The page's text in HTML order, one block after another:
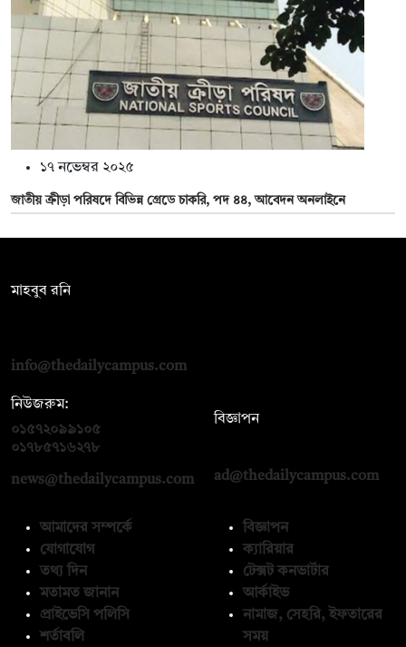
১৭ নভেম্বর ২০২৫
জাতীয় ক্রীড়া পরিষদে বিভিন্ন গ্রেডে চাকরি, পদ ৪৪, আবেদন অনলাইনে
মাহবুব রনি
info@thedailycampus.com
নিউজরুম:
০১৫৭২০৯৯১০৫
০১৭৮৫৭১৬২৭৮
news@thedailycampus.com
বিজ্ঞাপন
ad@thedailycampus.com
আমাদের সম্পর্কে
যোগাযোগ
তথ্য দিন
মতামত জানান
প্রাইভেসি পলিসি
শর্তাবলি
বিজ্ঞাপন
ক্যারিয়ার
টেক্সট কনভার্টার
আর্কাইভ
নামাজ, সেহরি, ইফতারের
সময়